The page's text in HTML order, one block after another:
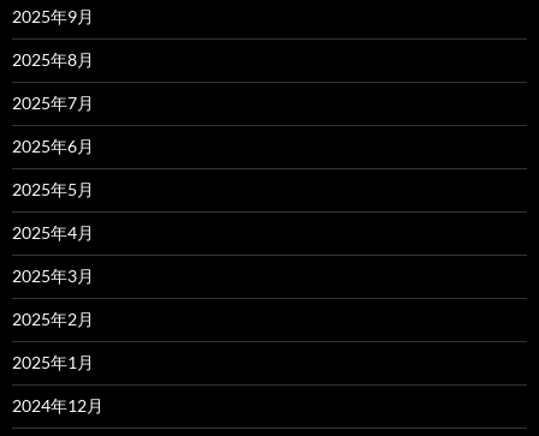
2025年9月
2025年8月
2025年7月
2025年6月
2025年5月
2025年4月
2025年3月
2025年2月
2025年1月
2024年12月